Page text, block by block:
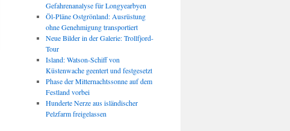
Gefahrenanalyse für Longyearbyen
Öl-Pläne Ostgrönland: Ausrüstung
ohne Genehmigung transportiert
Neue Bilder in der Galerie: Trollfjord-
Tour
Island: Watson-Schiff von
Küstenwache geentert und festgesetzt
Phase der Mitternachtssonne auf dem
Festland vorbei
Hunderte Nerze aus isländischer
Pelzfarm freigelassen